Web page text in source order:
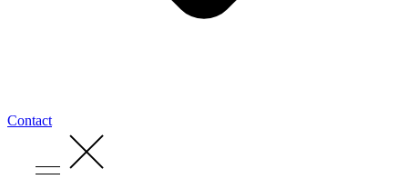
Contact